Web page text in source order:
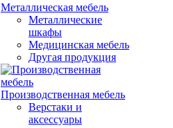
Металлическая мебель
Металлические
шкафы
Медицинская мебель
Другая продукция
Производственная мебель
Верстаки и
аксессуары